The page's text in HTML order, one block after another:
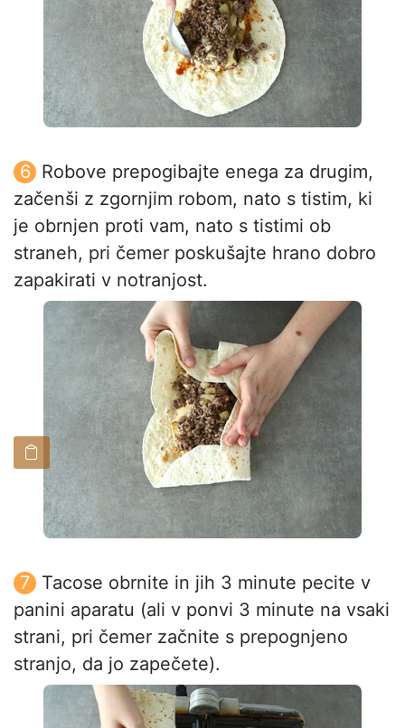
Robove prepogibajte enega za drugim,
začenši z zgornjim robom, nato s tistim, ki
je obrnjen proti vam, nato s tistimi ob
straneh, pri čemer poskušajte hrano dobro
zapakirati v notranjost.
Tacose obrnite in jih 3 minute pecite v
panini aparatu (ali v ponvi 3 minute na vsaki
strani, pri čemer začnite s prepognjeno
stranjo, da jo zapečete).